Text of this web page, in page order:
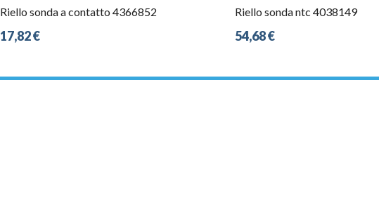
Riello sonda a contatto 4366852
17,82 €
Riello sonda ntc 4038149
54,68 €